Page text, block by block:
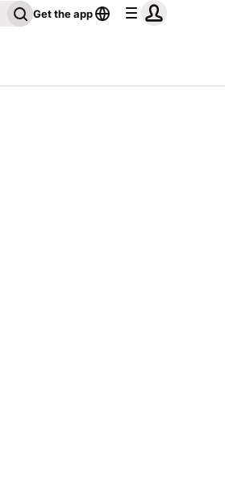
Get the app